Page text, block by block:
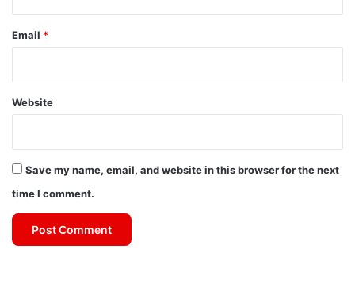
Email *
Website
Save my name, email, and website in this browser for the next
time I comment.